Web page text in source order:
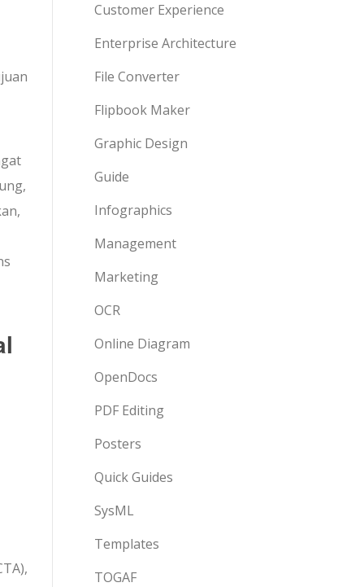
Customer Experience
Enterprise Architecture
File Converter
Flipbook Maker
Graphic Design
Guide
Infographics
Management
Marketing
OCR
Online Diagram
OpenDocs
PDF Editing
Posters
Quick Guides
SysML
Templates
TOGAF